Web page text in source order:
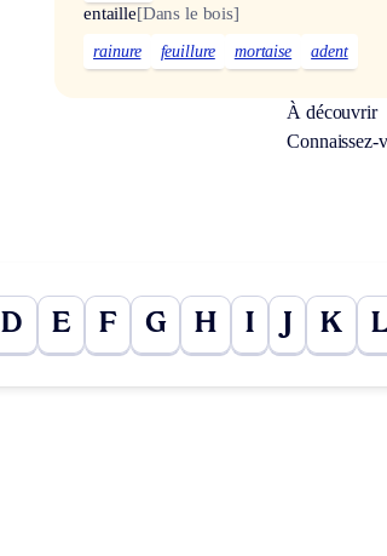
entaille[Dans le bois]
rainure feuillure mortaise adent
À découvrir
Connaissez-
D E F G H I J K